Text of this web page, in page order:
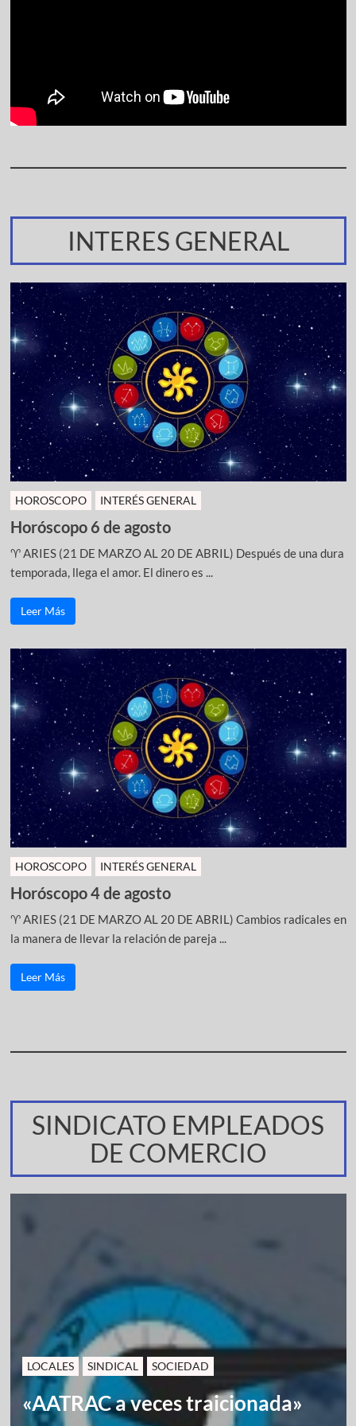
INTERES GENERAL
HOROSCOPO INTERÉS GENERAL
Horóscopo 6 de agosto
♈ ARIES (21 DE MARZO AL 20 DE ABRIL) Después de una dura
temporada, llega el amor. El dinero es ...
Leer Más
HOROSCOPO INTERÉS GENERAL
Horóscopo 4 de agosto
♈ ARIES (21 DE MARZO AL 20 DE ABRIL) Cambios radicales en
la manera de llevar la relación de pareja ...
Leer Más
SINDICATO EMPLEADOS
DE COMERCIO
LOCALES SINDICAL SOCIEDAD
«AATRAC a veces traicionada»